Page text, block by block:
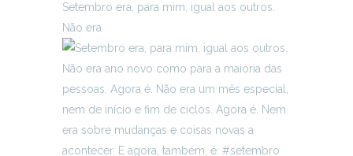
Setembro era, para mim, igual aos outros.
Não era